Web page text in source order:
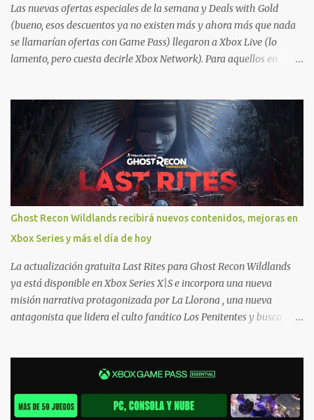
Las nuevas ofertas especiales de la semana y Deals with Gold
(bueno, esos descuentos ya no existen más y ahora más que nada
se llamarían ofertas con Game Pass) llegaron a Xbox Live (lo
lamento, pero cuesta decirle Xbox Network). Para aquellos en
jugarlos y mantener un progreso compartido en Windows PC y
Xbox, y tenemos un listado de juegos compatibles por acá . ¿Aún
necesitas una mano con las compras? Tenemos un tutorial extenso
o en vídeo para que se quiten todas las dudas generales de cómo
hacer compras en Xbox . Podes consultar un listado más completo
de promociones desde xbox.com. El post puede tener
actualizaciones regulares o cambios ante cualquier error. Ofertas
- Argentina Ofertas - Chile Ofertas - Colombia Ofertas - México
Ofertas - Estados Unidos Ofertas - España Todas las ofertas de
Xbox One también aplican a Xbox Series, a excepción de los jue...
Ghost Recon Wildlands recibirá nuevos contenidos, mejoras en
Xbox Series y más el día de hoy
La actualización gratuita Last Rites para Ghost Recon Wildlands
ya está disponible en Xbox Series X|S e incorpora una nueva
misión narrativa protagonizada por La Llorona , una nueva
antagonista que lidera el culto fanático Los Penitentes y busca
Predator , uno de los desafíos más recordados por la comunidad,
juego. Uno de los aspectos más importantes de Last Rites es la